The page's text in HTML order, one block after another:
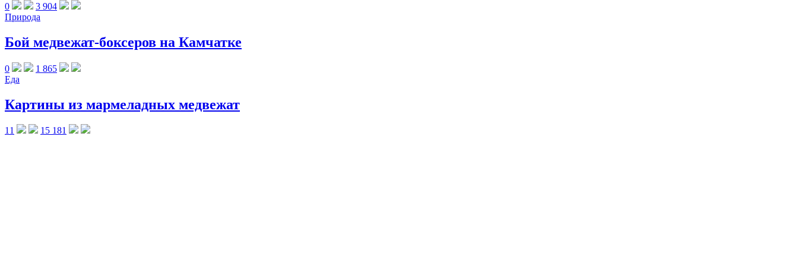
0
3 904
Природа
Бой медвежат-боксеров на Камчатке
0
1 865
Еда
Картины из мармеладных медвежат
11 15 181